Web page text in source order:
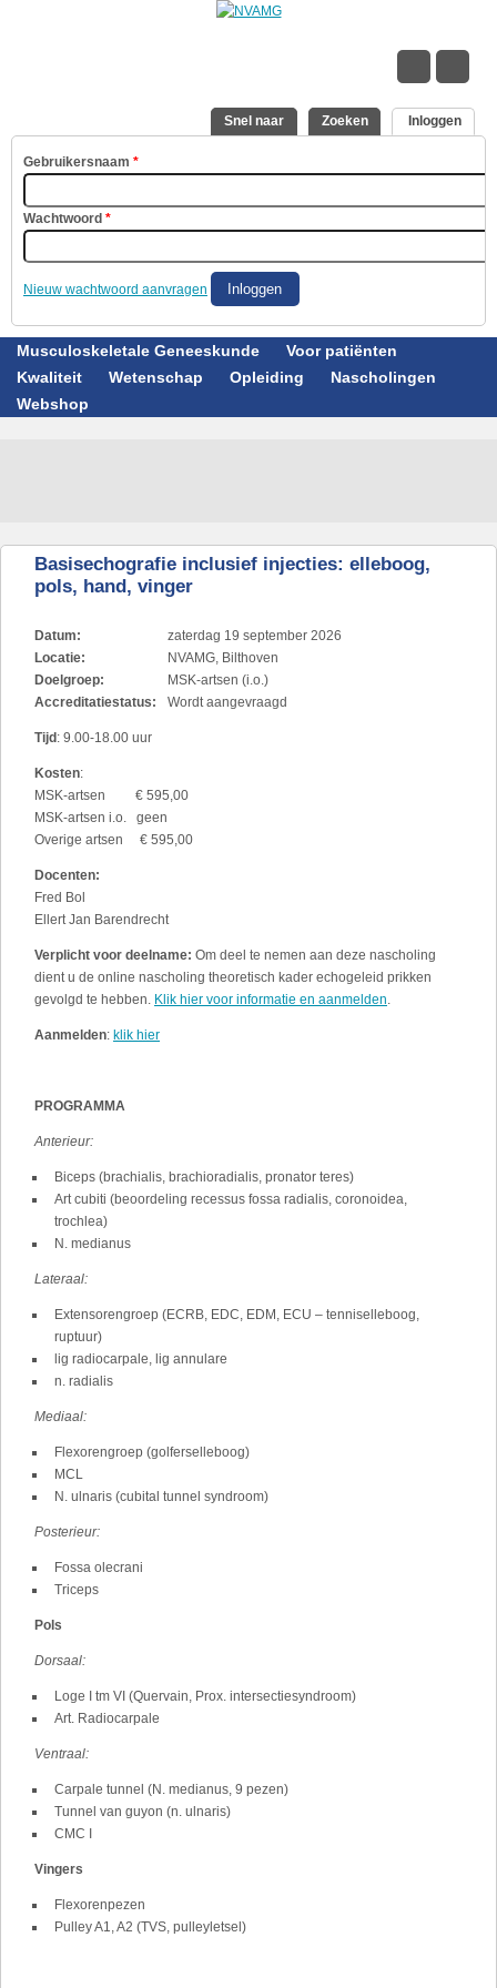
Snel naar Zoeken Inloggen
Gebruikersnaam *
Wachtwoord *
Nieuw wachtwoord aanvragen
Musculoskeletale Geneeskunde
Voor patiënten
Kwaliteit
Wetenschap Opleiding
Nascholingen
Webshop
Basisechografie inclusief injecties: elleboog,
pols, hand, vinger
Datum:
zaterdag 19 september 2026
Locatie:
NVAMG, Bilthoven
Doelgroep:
MSK-artsen (i.o.)
Accreditatiestatus:
Wordt aangevraagd
Tijd : 9.00-18.00 uur
Kosten:
MSK-artsen € 595,00
MSK-artsen i.o. geen
Overige artsen € 595,00
Docenten:
Fred Bol
Ellert Jan Barendrecht
Verplicht voor deelname: Om deel te nemen aan deze nascholing
dient u de online nascholing theoretisch kader echogeleid prikken
gevolgd te hebben. Klik hier voor informatie en aanmelden.
Aanmelden: klik hier
PROGRAMMA
Anterieur:
Biceps (brachialis, brachioradialis, pronator teres)
Art cubiti (beoordeling recessus fossa radialis, coronoidea,
trochlea)
N. medianus
Lateraal:
Extensorengroep (ECRB, EDC, EDM, ECU – tenniselleboog,
ruptuur)
lig radiocarpale, lig annulare
n. radialis
Mediaal:
Flexorengroep (golferselleboog)
MCL
N. ulnaris (cubital tunnel syndroom)
Posterieur:
Fossa olecrani
Triceps
Pols
Dorsaal:
Loge I tm VI (Quervain, Prox. intersectiesyndroom)
Art. Radiocarpale
Ventraal:
Carpale tunnel (N. medianus, 9 pezen)
Tunnel van guyon (n. ulnaris)
CMC I
Vingers
Flexorenpezen
Pulley A1, A2 (TVS, pulleyletsel)